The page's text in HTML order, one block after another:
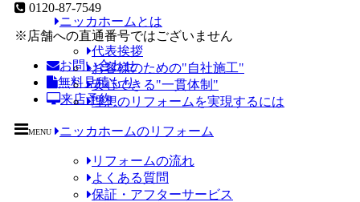
0120-87-7549
※店舗への直通番号ではございません
お問い合わせ
無料見積もり
来店予約
MENU
ニッカホームとは
代表挨拶
お客様のための"自社施工"
安心できる"一貫体制"
理想のリフォームを実現するには
ニッカホームのリフォーム
リフォームの流れ
よくある質問
保証・アフターサービス